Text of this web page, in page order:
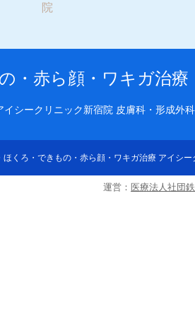
院
・赤ら顔・ワキガ治
シークリニック新宿院 皮膚科・形成外科
ほくろ・できもの・赤ら顔・ワキガ治療 アイシ
運営： 医療法人社団